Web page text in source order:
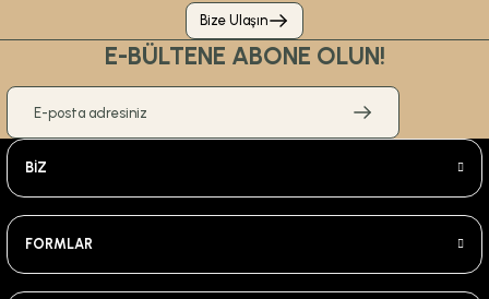
Bize Ulaşın
E-BÜLTENE ABONE OLUN!
BİZ
FORMLAR